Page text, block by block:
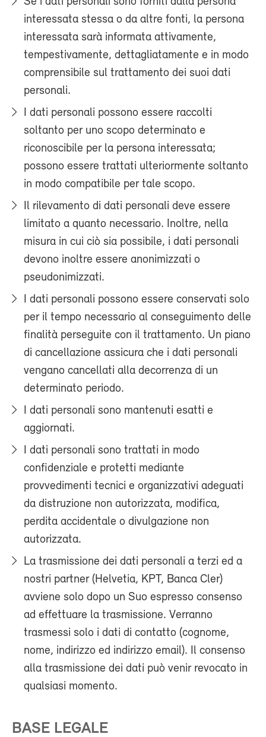
interessata stessa o da altre fonti, la persona
interessata sarà informata attivamente,
tempestivamente, dettagliatamente e in modo
comprensibile sul trattamento dei suoi dati
personali.
I dati personali possono essere raccolti
soltanto per uno scopo determinato e
riconoscibile per la persona interessata;
possono essere trattati ulteriormente soltanto
in modo compatibile per tale scopo.
Il rilevamento di dati personali deve essere
limitato a quanto necessario. Inoltre, nella
misura in cui ciò sia possibile, i dati personali
devono inoltre essere anonimizzati o
pseudonimizzati.
I dati personali possono essere conservati solo
per il tempo necessario al conseguimento delle
finalità perseguite con il trattamento. Un piano
di cancellazione assicura che i dati personali
vengano cancellati alla decorrenza di un
determinato periodo.
I dati personali sono mantenuti esatti e
aggiornati.
I dati personali sono trattati in modo
confidenziale e protetti mediante
provvedimenti tecnici e organizzativi adeguati
da distruzione non autorizzata, modifica,
perdita accidentale o divulgazione non
autorizzata.
La trasmissione dei dati personali a terzi ed a
nostri partner (Helvetia, KPT, Banca Cler)
avviene solo dopo un Suo espresso consenso
ad effettuare la trasmissione. Verranno
trasmessi solo i dati di contatto (cognome,
nome, indirizzo ed indirizzo email). Il consenso
alla trasmissione dei dati può venir revocato in
qualsiasi momento.
BASE LEGALE